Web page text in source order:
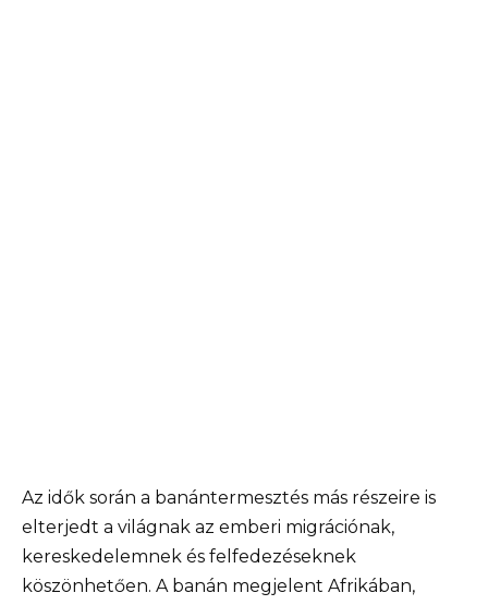
Az idők során a banántermesztés más részeire is
elterjedt a világnak az emberi migrációnak,
kereskedelemnek és felfedezéseknek
köszönhetően. A banán megjelent Afrikában,